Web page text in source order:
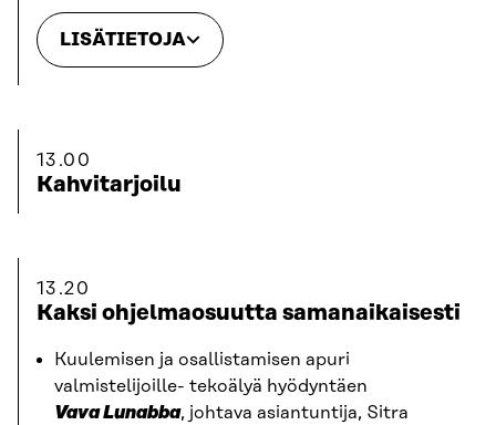
LISÄTIETOJA
13.00
Kahvitarjoilu
13.20
Kaksi ohjelmaosuutta samanaikaisesti
Kuulemisen ja osallistamisen apuri
valmistelijoille- tekoälyä hyödyntäen
Vava Lunabba, johtava asiantuntija, Sitra